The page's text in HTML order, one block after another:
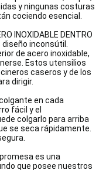
y ningunas costuras
cociendo esencial.
INOXIDABLE DENTRO
diseño inconsútil.
de acero inoxidable,
Estos utensilios
caseros y de los
dirigir.
colgante en cada
fácil y el
colgarlo para arriba
se seca rápidamente.
es una
que posee nuestros